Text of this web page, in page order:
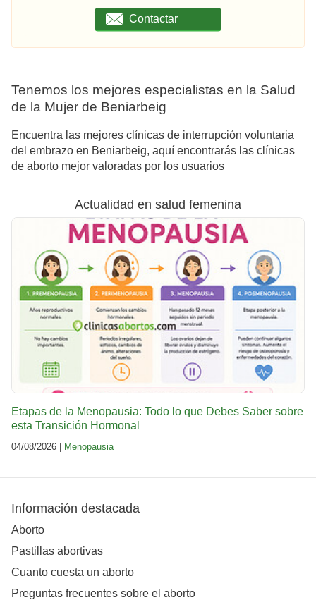
Contactar
Tenemos los mejores especialistas en la Salud
de la Mujer de Beniarbeig
Encuentra las mejores clínicas de interrupción voluntaria
del embrazo en Beniarbeig, aquí encontrarás las clínicas
de aborto mejor valoradas por los usuarios
Actualidad en salud femenina
Etapas de la Menopausia: Todo lo que Debes Saber sobre
esta Transición Hormonal
04/08/2026 | Menopausia
Información destacada
Aborto
Pastillas abortivas
Cuanto cuesta un aborto
Preguntas frecuentes sobre el aborto